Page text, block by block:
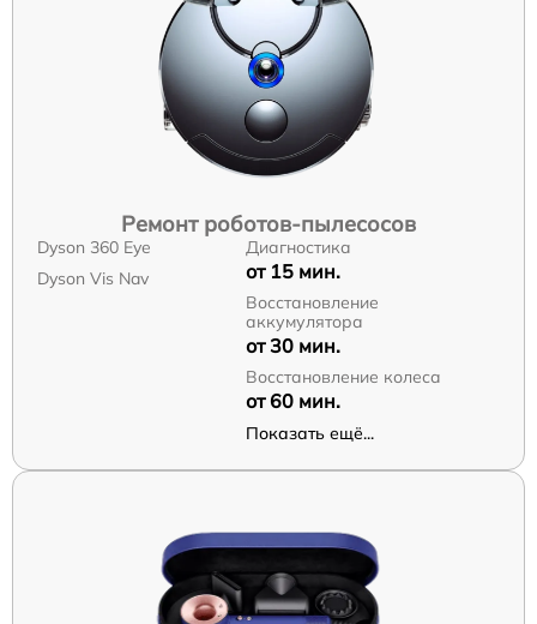
Ремонт роботов-пылесосов
Dyson 360 Eye
Dyson Vis Nav
Диагностика
от 15 мин.
Восстановление
аккумулятора
от 30 мин.
Восстановление колеса
от 60 мин.
Показать ещё...